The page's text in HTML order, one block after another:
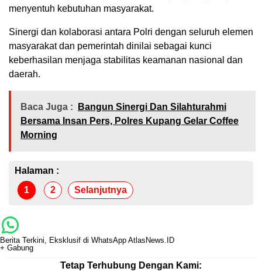
menyentuh kebutuhan masyarakat.
Sinergi dan kolaborasi antara Polri dengan seluruh elemen
masyarakat dan pemerintah dinilai sebagai kunci
keberhasilan menjaga stabilitas keamanan nasional dan
daerah.
Baca Juga :
Bangun Sinergi Dan Silahturahmi
Bersama Insan Pers, Polres Kupang Gelar Coffee
Morning
Halaman :
1
2 Selanjutnya
Berita Terkini, Eksklusif di WhatsApp AtlasNews.ID
+ Gabung
Tetap Terhubung Dengan Kami: